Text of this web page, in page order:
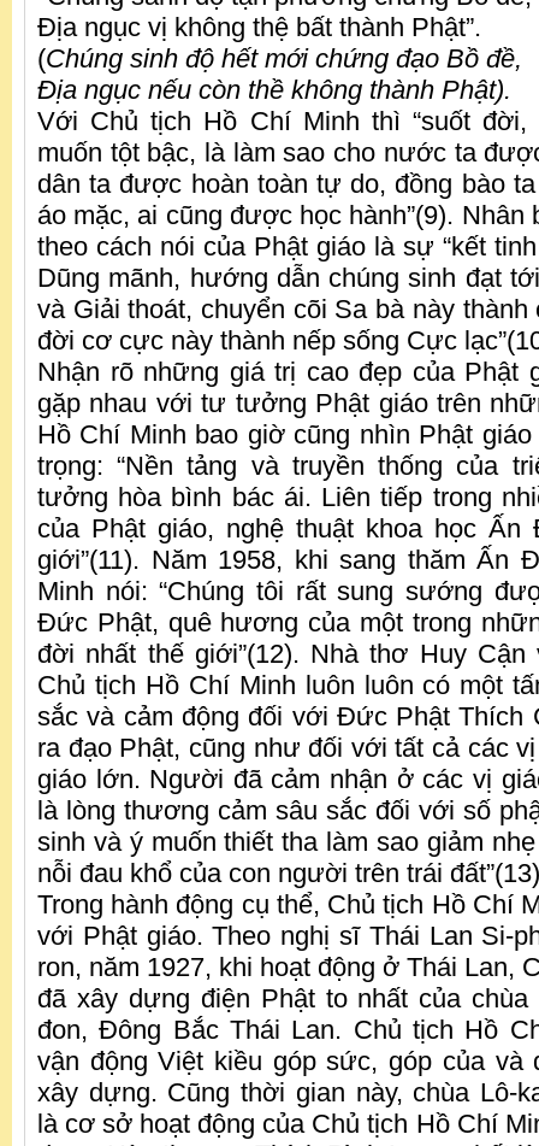
Địa ngục vị không thệ bất thành Phật”.
(Chúng sinh độ hết mới chứng đạo Bồ đề,
Địa ngục nếu còn thề không thành Phật).
Với Chủ tịch Hồ Chí Minh thì “suốt
muốn tột bậc, là làm sao cho nước ta
dân ta được hoàn toàn tự do, đồng bào
áo mặc, ai cũng được học hành”(9). Nhân
theo cách nói của Phật giáo là sự “kết
Dũng mãnh, hướng dẫn chúng sinh đạt
và Giải thoát, chuyển cõi Sa bà này thành
đời cơ cực này thành nếp sống Cực
Nhận rõ những giá trị cao đẹp của Phật
gặp nhau với tư tưởng Phật giáo trên
Hồ Chí Minh bao giờ cũng nhìn Phật
trọng: “Nền tảng và truyền thống của
tưởng hòa bình bác ái. Liên tiếp trong
của Phật giáo, nghệ thuật khoa học
giới”(11). Năm 1958, khi sang thăm Ấn
Minh nói: “Chúng tôi rất sung sướng
Đức Phật, quê hương của một trong
đời nhất thế giới”(12). Nhà thơ Huy Cận
Chủ tịch Hồ Chí Minh luôn luôn có một
sắc và cảm động đối với Đức Phật Thích
ra đạo Phật, cũng như đối với tất cả các
giáo lớn. Người đã cảm nhận ở các vị
là lòng thương cảm sâu sắc đối với số
sinh và ý muốn thiết tha làm sao giảm
nỗi đau khổ của con người trên trái
Trong hành động cụ thể, Chủ tịch Hồ Chí
với Phật giáo. Theo nghị sĩ Thái Lan Si-
ron, năm 1927, khi hoạt động ở Thái Lan,
đã xây dựng điện Phật to nhất của chùa
đon, Đông Bắc Thái Lan. Chủ tịch Hồ
vận động Việt kiều góp sức, góp của và
xây dựng. Cũng thời gian này, chùa Lô-
là cơ sở hoạt động của Chủ tịch Hồ Chí